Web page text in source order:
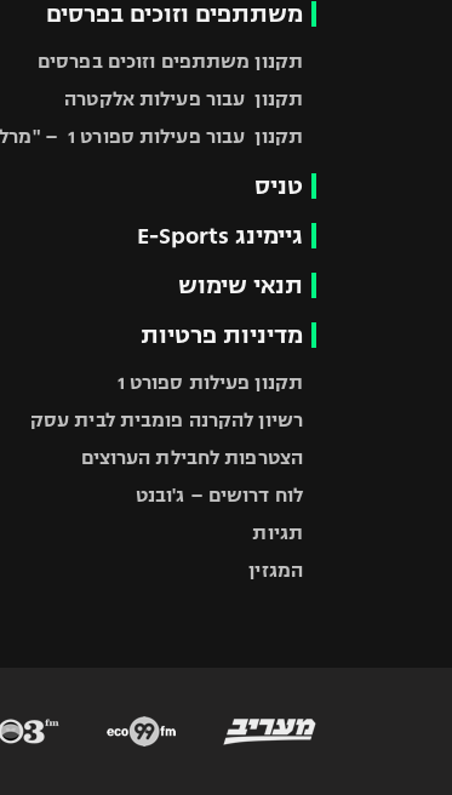
משתתפים וזוכים בפרסים
תקנון משתתפים וזוכים בפרסים
תקנון עבור פעילות אלקטרה
תקנון עבור פעילות ספורט 1 – "מרלן"
טניס
גיימינג E-Sports
תנאי שימוש
מדיניות פרטיות
תקנון פעילות ספורט 1
רשיון להקרנה פומבית לבית עסק
הצטרפות לחבילת הערוצים
לוח דרושים – ג'ובנט
תגיות
המגזין